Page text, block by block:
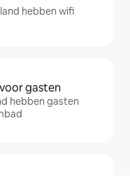
hebben wifi
gasten
hebben gasten